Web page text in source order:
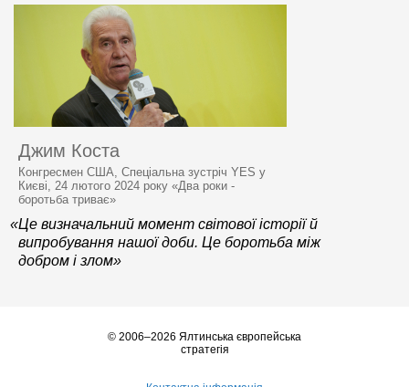
Джим Коста
Конгресмен США, Спеціальна зустріч YES у
Києві, 24 лютого 2024 року «Два роки -
боротьба триває»
«Це визначальний момент світової історії й
випробування нашої доби. Це боротьба між
добром і злом»
© 2006–2026 Ялтинська європейська
стратегія